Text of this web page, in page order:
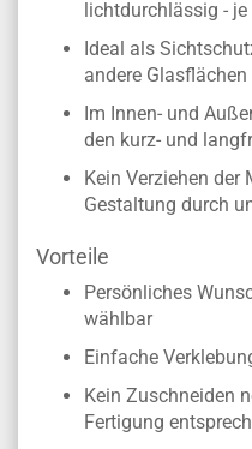
lichtdurchlässig -
Ideal als
andere Glasflächen
Im Innen- und
den kurz- und
Kein Verziehen der
Gestaltung durch
Vorteile
Persönliches
wählbar
Einfache
Kein Zuschneiden
Fertigung